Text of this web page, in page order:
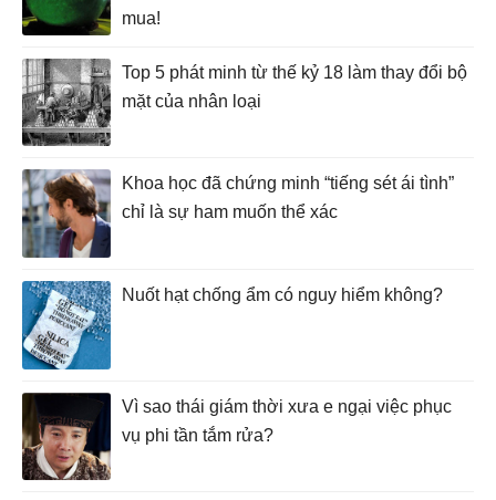
mua!
Top 5 phát minh từ thế kỷ 18 làm thay đổi bộ
mặt của nhân loại
Khoa học đã chứng minh “tiếng sét ái tình”
chỉ là sự ham muốn thể xác
Nuốt hạt chống ẩm có nguy hiểm không?
Vì sao thái giám thời xưa e ngại việc phục
vụ phi tần tắm rửa?